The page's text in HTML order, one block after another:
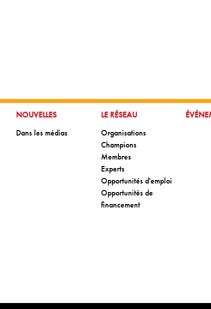
ALLER À:
NOUVELLES
Aller à:
Dans les médias
ALLER À:
LE RÉSEAU
Aller à:
Organisations
Aller à:
Champions
Aller à:
Membres
Aller à:
Experts
Aller à:
Opportunités d'emploi
Aller à:
Opportunités de
financement
ALLER